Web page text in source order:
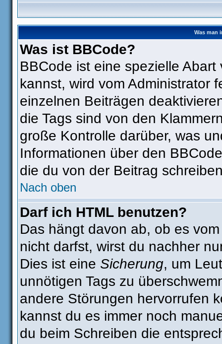
Was man
Was ist BBCode?
BBCode ist eine spezielle
kannst, wird vom Administrator
einzelnen Beiträgen
die Tags sind von den
große Kontrolle darüber, was
Informationen über den
die du von der Beitrag
Nach oben
Darf ich HTML benutzen?
Das hängt davon ab, ob es
nicht darfst, wirst du nachher
Dies ist eine Sicherung, um
unnötigen Tags zu
andere Störungen hervorrufen
kannst du es immer noch
du beim Schreiben die